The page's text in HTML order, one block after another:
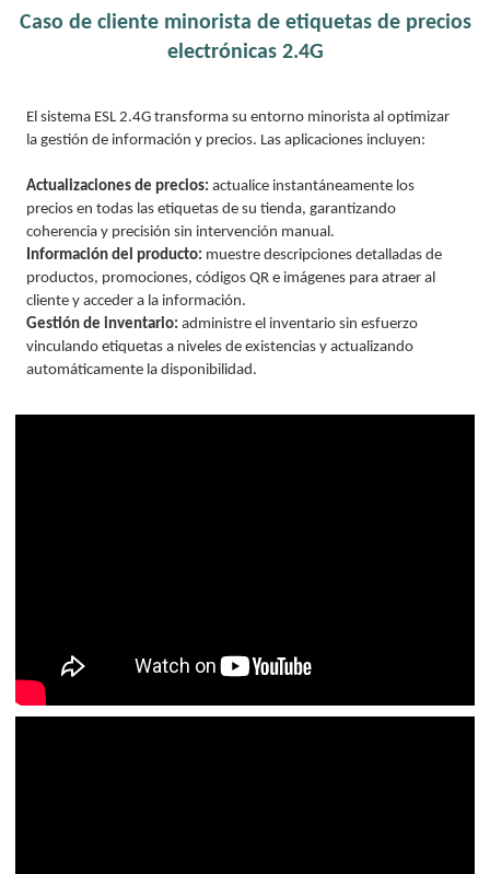
Caso de cliente minorista de etiquetas de precios
electrónicas 2.4G
El sistema ESL 2.4G transforma su entorno minorista al optimizar
la gestión de información y precios. Las aplicaciones incluyen:
Actualizaciones de precios:actualice instantáneamente los
precios en todas las etiquetas de su tienda, garantizando
coherencia y precisión sin intervención manual.
Información del producto: muestre descripciones detalladas de
productos, promociones, códigos QR e imágenes para atraer al
cliente y acceder a la información.
Gestión de inventario:administre el inventario sin esfuerzo
vinculando etiquetas a niveles de existencias y actualizando
automáticamente la disponibilidad.